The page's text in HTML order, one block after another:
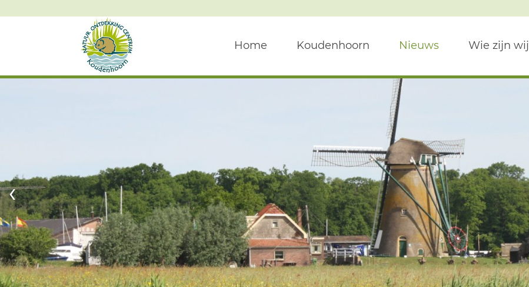
Home Koudenhoorn Nieuws Wie zijn wij
‹